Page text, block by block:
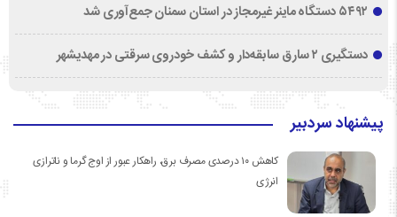
۵۴۹۲ دستگاه ماینر غیرمجاز در استان سمنان جمع‌آوری شد
دستگیری ۲ سارق سابقه‌دار و کشف خودروی سرقتی در مهدیشهر
پیشنهاد سردبیر
کاهش ۱۰ درصدی مصرف برق، راهکار عبور از اوج گرما و ناترازی
انرژی